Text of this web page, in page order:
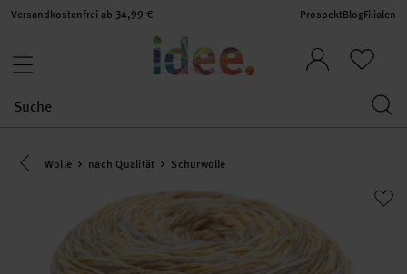
Versandkostenfrei ab 34,99 € ProspektBlogFilialen
Eine Kategorie zurück navigieren
Wolle nach Qualität Schurwolle